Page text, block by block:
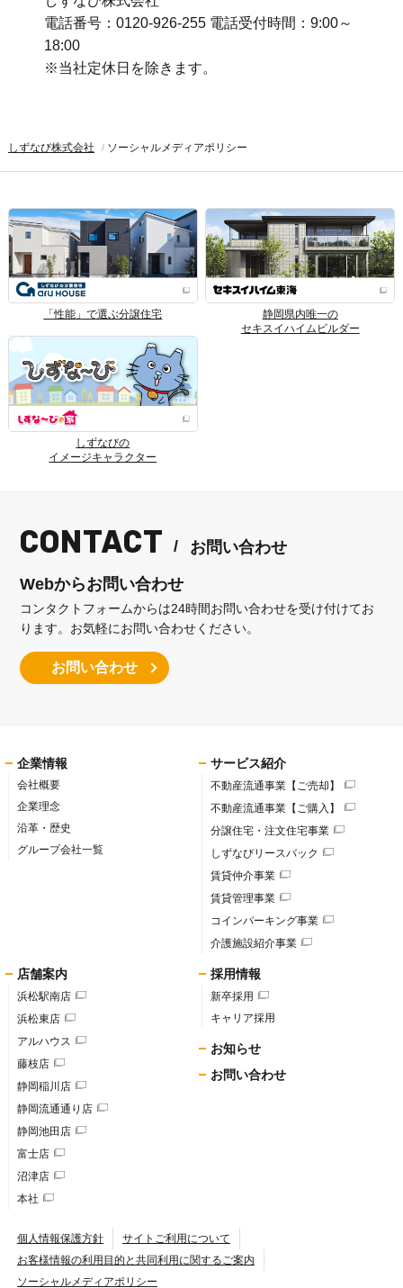
電話番号：0120-926-255 電話受付時間：9:00～
18:00
※当社定休日を除きます。
しずなび株式会社 ソーシャルメディアポリシー
「性能」で選ぶ分譲住宅
静岡県内唯一の
セキスイハイムビルダー
しずなびの
イメージキャラクター
CONTACT お問い合わせ
Webからお問い合わせ
コンタクトフォームからは24時間お問い合わせを受け付けてお
ります。 お気軽にお問い合わせください。
お問い合わせ
企業情報
会社概要
企業理念
沿革・歴史
グループ会社一覧
サービス紹介
不動産流通事業【ご売却】
不動産流通事業【ご購入】
分譲住宅・注文住宅事業
しずなびリースバック
賃貸仲介事業
賃貸管理事業
コインパーキング事業
介護施設紹介事業
店舗案内
浜松駅南店
浜松東店
アルハウス
藤枝店
静岡稲川店
静岡流通通り店
静岡池田店
富士店
沼津店
本社
採用情報
新卒採用
キャリア採用
お知らせ
お問い合わせ
個人情報保護方針
サイトご利用について
お客様情報の利用目的と共同利用に関するご案内
ソーシャルメディアポリシー